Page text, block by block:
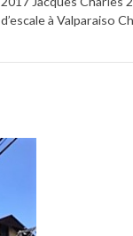
d’escale à Valparaiso